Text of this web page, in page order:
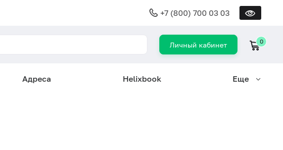
+7 (800) 700 03 03
Личный кабинет 0
Адреса Helixbook Еще